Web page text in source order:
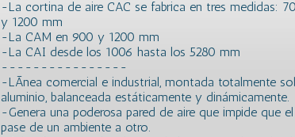
-La cortina de aire CAC se fabrica en tres medidas:
y 1200 mm
-La CAM en 900 y 1200 mm
-La CAI desde los 1006 hasta los 5280 mm
----------------
-LÃ­nea comercial e industrial, montada totalmente
aluminio, balanceada estáticamente y dinámicamente.
-Genera una poderosa pared de aire que impide que
pase de un ambiente a otro.